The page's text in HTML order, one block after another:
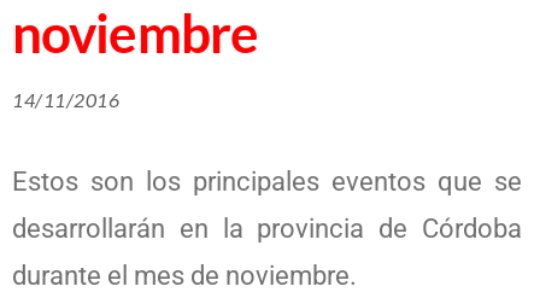
noviembre
14/11/2016
Estos son los principales eventos que se
desarrollarán en la provincia de Córdoba
durante el mes de noviembre.